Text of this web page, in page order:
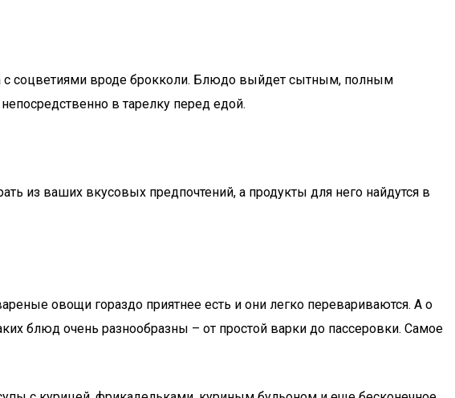
с соцветиями вроде брокколи. Блюдо выйдет сытным, полным
в тарелку перед едой.
из ваших вкусовых предпочтений, а продукты для него найдутся в
овощи гораздо приятнее есть и они легко перевариваются. А о
блюд очень разнообразны – от простой варки до пассеровки. Самое